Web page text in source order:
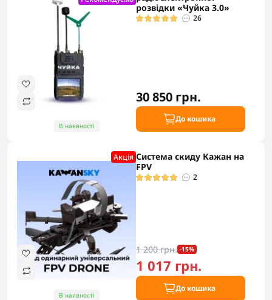
В наявності
розвідки «Чуйка 3.0»
26
30 850 грн.
До кошика
Акцiя
В наявності
Система скиду Кажан на
FPV
2
1 200 грн. -15%
1 017 грн.
До кошика